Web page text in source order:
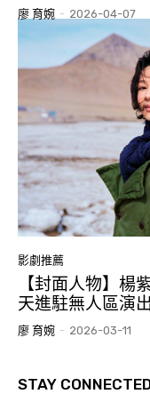
廖 育婉 - 2026-04-07
影劇推薦
【封面人物】楊
天進駐無人區演
廖 育婉 - 2026-03-11
STAY